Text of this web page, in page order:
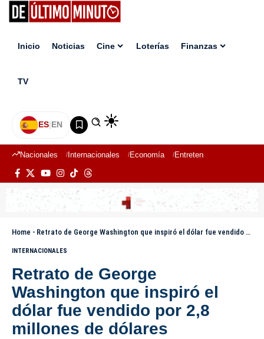
Inicio Noticias Cine Loterías Finanzas
TV
ES|EN
Nacionales Internacionales Economía Entretenimiento
Home - Retrato de George Washington que inspiró el dólar fue vendido por 2,8 millones de dólares
INTERNACIONALES
Retrato de George
Washington que inspiró el
dólar fue vendido por 2,8
millones de dólares